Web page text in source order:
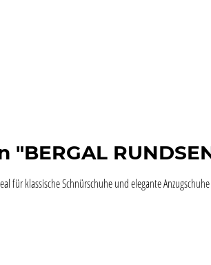
für klassische Schnürschuhe und elegante